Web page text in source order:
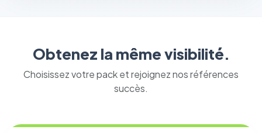
Obtenez la même visibilité.
Choisissez votre pack et rejoignez nos références
succès.